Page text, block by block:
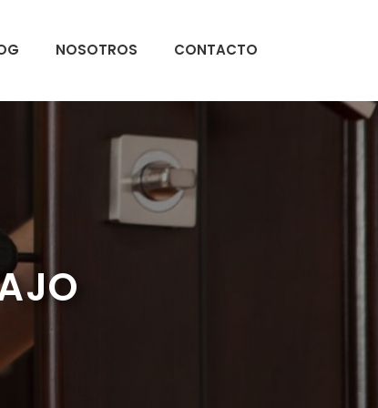
NOSOTROS CONTACTO